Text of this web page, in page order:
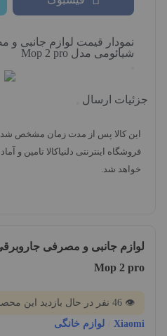
نمودار قیمت لوازم جانبی و
شیائومی مدل Mop 2 pro
جزئیات ارسال
این کالا پس از مدت زمان مشخص
فروشگاه اینترنتی دلنیاکالا تامین و
خواهد شد.
لوازم جانبی و مصرفی
Mop 2 pro
👁
46نفر در حال بازدید این
Xiaomi
لوازم خانگی